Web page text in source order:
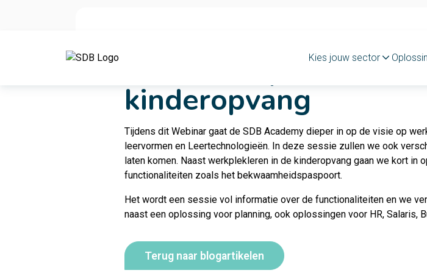
Kies jouw sector
SDB Werkplekleren
kinderopvang
Tijdens dit Webinar gaat de SDB Academy dieper in op de visie op
leervormen en Leertechnologieën. In deze sessie zullen we ook
laten komen. Naast werkplekleren in de kinderopvang gaan we kort
functionaliteiten zoals het bekwaamheidspaspoort.
Het wordt een sessie vol informatie over de functionaliteiten en we
naast een oplossing voor planning, ook oplossingen voor HR, Salaris,
Terug naar blogartikelen